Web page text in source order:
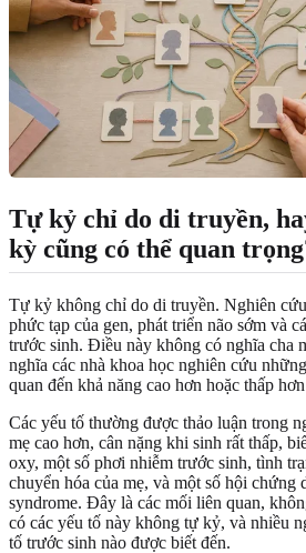
Tự kỷ chỉ do di truyền,
kỳ cũng có thể quan
Tự kỷ không chỉ do di truyền. Nghiên
phức tạp của gen, phát triển não sớm và
trước sinh. Điều này không có nghĩa cha
nghĩa các nhà khoa học nghiên cứu
quan đến khả năng cao hơn hoặc thấp
Các yếu tố thường được thảo luận trong
mẹ cao hơn, cân nặng khi sinh rất thấp,
oxy, một số phơi nhiễm trước sinh, tình
chuyển hóa của mẹ, và một số hội
syndrome. Đây là các mối liên quan,
có các yếu tố này không tự kỷ, và nhiều
tố trước sinh nào được biết đến.